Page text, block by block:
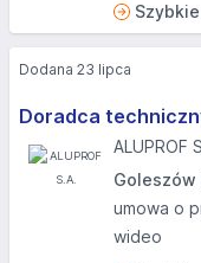
Doradca
ALUPROF
Goleszów
umowa o
wideo
Dodana 23 lipca